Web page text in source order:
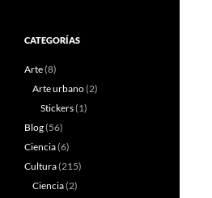
CATEGORÍAS
Arte(8)
Arte urbano(2)
Stickers(1)
Blog(56)
Ciencia(6)
Cultura(215)
Ciencia(2)